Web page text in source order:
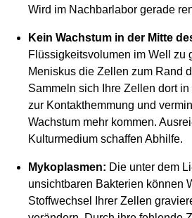
Wird im Nachbarlabor gerade
Kein Wachstum in der Mitte
Flüssigkeitsvolumen im Well zu
Meniskus die Zellen zum Rand
Sammeln sich Ihre Zellen dort
zur Kontakthemmung und
Wachstum mehr kommen.
Kulturmedium schaffen Abhilfe.
Mykoplasmen: Die unter dem
unsichtbaren Bakterien können
Stoffwechsel Ihrer Zellen